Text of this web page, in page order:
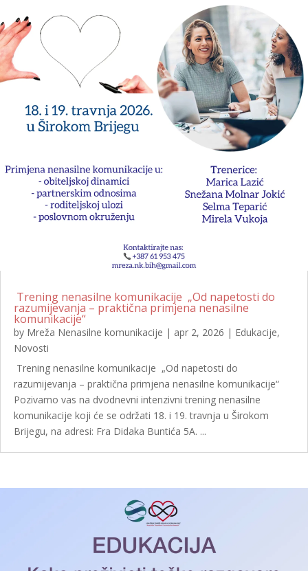
Trening nenasilne komunikacije „Od napetosti do
razumijevanja – praktična primjena nenasilne
komunikacije“
by Mreža Nenasilne komunikacije | apr 2, 2026 | Edukacije,
Novosti
Trening nenasilne komunikacije „Od napetosti do
razumijevanja – praktična primjena nenasilne komunikacije“
Pozivamo vas na dvodnevni intenzivni trening nenasilne
komunikacije koji će se održati 18. i 19. travnja u Širokom
Brijegu, na adresi: Fra Didaka Buntića 5A. ...